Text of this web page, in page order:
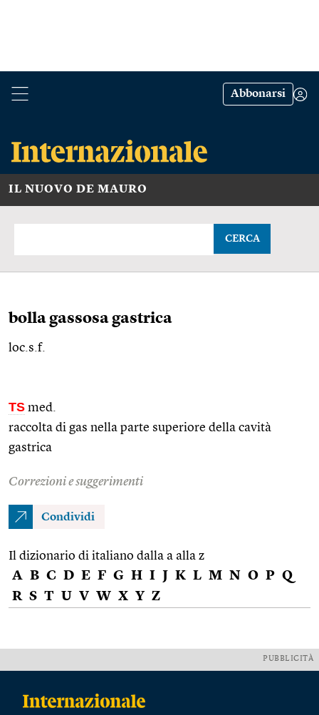
Abbonarsi
IL NUOVO DE MAURO
CERCA
bolla gassosa gastrica
loc.s.f.
TS med.
raccolta di gas nella parte superiore della cavità
gastrica
Correzioni e suggerimenti
Condividi
Il dizionario di italiano dalla a alla z
A B C D E F G H I J K L M N O P Q
R S T U V W X Y Z
PUBBLICITÀ